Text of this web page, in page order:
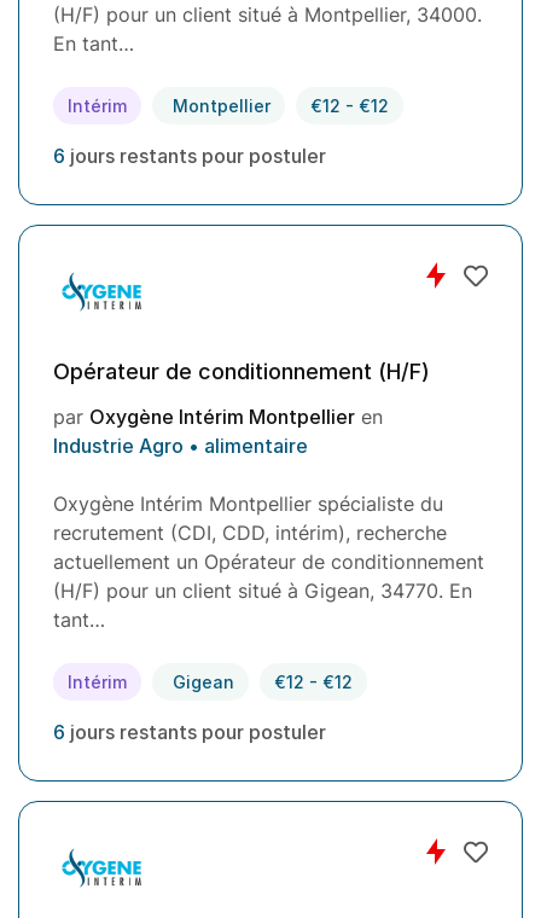
(H/F) pour un client situé à Montpellier, 34000.
En tant…
Intérim Montpellier €12 - €12
6 jours restants pour postuler
Opérateur de conditionnement (H/F)
par Oxygène Intérim Montpellier en
Industrie Agro • alimentaire
Oxygène Intérim Montpellier spécialiste du
recrutement (CDI, CDD, intérim), recherche
actuellement un Opérateur de conditionnement
(H/F) pour un client situé à Gigean, 34770. En
tant…
Intérim Gigean €12 - €12
6 jours restants pour postuler